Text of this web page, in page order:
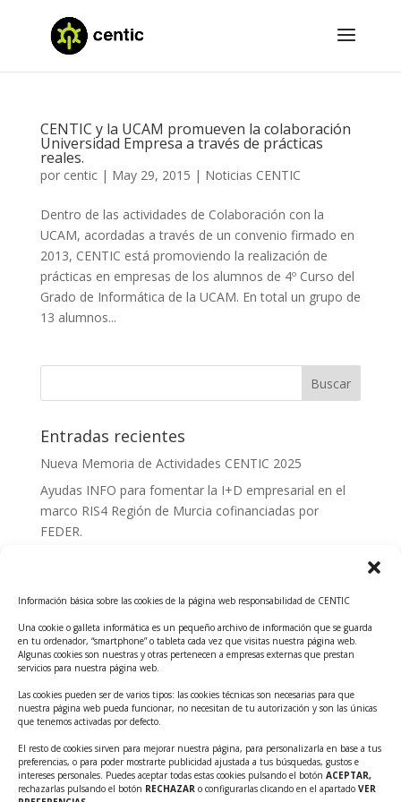
Información básica sobre las cookies de la página web responsabilidad de CENTIC
Una cookie o galleta informática es un pequeño archivo de información que se guarda
en tu ordenador, “smartphone” o tableta cada vez que visitas nuestra página web.
Algunas cookies son nuestras y otras pertenecen a empresas externas que prestan
servicios para nuestra página web.
Las cookies pueden ser de varios tipos: las cookies técnicas son necesarias para que
nuestra página web pueda funcionar, no necesitan de tu autorización y son las únicas
que tenemos activadas por defecto.
El resto de cookies sirven para mejorar nuestra página, para personalizarla en base a tus
preferencias, o para poder mostrarte publicidad ajustada a tus búsquedas, gustos e
intereses personales. Puedes aceptar todas estas cookies pulsando el botón ACEPTAR,
rechazarlas pulsando el botón RECHAZAR o configurarlas clicando en el apartado VER
CENTIC y la UCAM promueven la colaboración
Universidad Empresa a través de prácticas
reales.
por centic| May 29, 2015 | Noticias CENTIC
Dentro de las actividades de Colaboración con la
UCAM, acordadas a través de un convenio firmado en
2013, CENTIC está promoviendo la realización de
prácticas en empresas de los alumnos de 4º Curso del
Grado de Informática de la UCAM. En total un grupo de
13 alumnos...
Entradas recientes
Nueva Memoria de Actividades CENTIC 2025
Ayudas INFO para fomentar la I+D empresarial en el
marco RIS4 Región de Murcia cofinanciadas por
FEDER.
Tecnológicos 2ª ed.
Ayudas INFO para el apoyo a las empresas
innovadoras con potencial tecnológico y escalables
Convocatoria Cheque de Innovación. Ayudas INFO
para la contratación de servicios de Innovación y
Competitividad
Cheque Inversión del INFO. Ayudas para la
contratación de servicios de Innovación y
Competitividad para apoyar rondas de financiación.